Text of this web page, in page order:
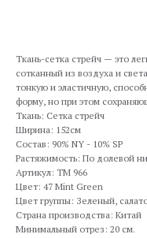
Ткань-сетка стрейч — это
сотканный из воздуха и
тонкую и эластичную,
форму, но при этом
Ткань: Сетка стрейч
Ширина: 152см
Состав: 90% NY - 10% SP
Растяжимость: По долевой
Артикул: TM 966
Цвет: 47 Mint Green
Цвет группы: Зеленый,
Страна производства: Китай
Минимальный отрез: 20 см.